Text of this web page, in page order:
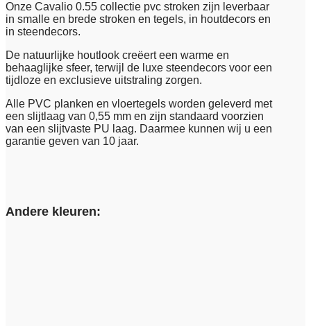
Onze Cavalio 0.55 collectie pvc stroken zijn leverbaar
in smalle en brede stroken en tegels, in houtdecors en
in steendecors.
De natuurlijke houtlook creëert een warme en
behaaglijke sfeer, terwijl de luxe steendecors voor een
tijdloze en exclusieve uitstraling zorgen.
Alle PVC planken en vloertegels worden geleverd met
een slijtlaag van 0,55 mm en zijn standaard voorzien
van een slijtvaste PU laag. Daarmee kunnen wij u een
garantie geven van 10 jaar.
Andere kleuren: